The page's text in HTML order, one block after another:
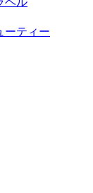
ーティー